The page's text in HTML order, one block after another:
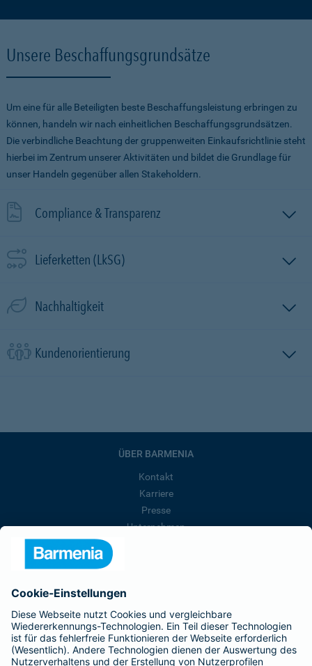
Unsere Beschaffungsgrundsätze
Um eine für alle Beteiligten beste Beschaffungsleistung erbringen zu
können, handeln wir nach einheitlichen Beschaffungsgrundsätzen.
Die verbindliche Beachtung der gruppenweiten Einkaufsrichtlinie steht
hierbei im Zentrum unserer Aktivitäten und bildet die Grundlage für
unser Handeln gegenüber allen Stakeholdern.
Compliance & Transparenz
Lieferketten (LkSG)
Nachhaltigkeit
Kundenorientierung
ÜBER BARMENIA
Kontakt
Karriere
Presse
Unternehmen
Affiliate-Partner werden
Kranken-Zusatzversicherung
Tierversicherungen
Haftpflichtversicherung